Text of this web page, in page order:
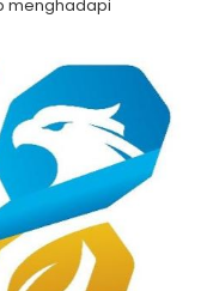
menghadapi